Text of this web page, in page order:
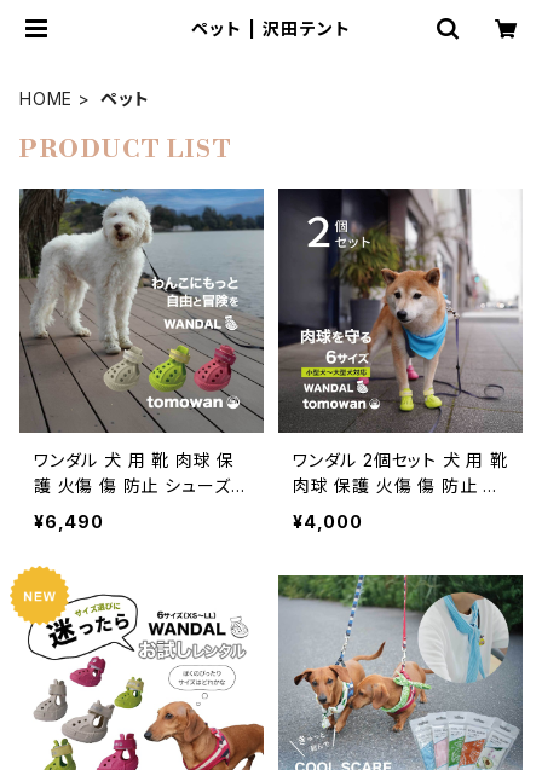
ペット | 沢田テント
HOME ペット
PRODUCT LIST
ワンダル 犬 用 靴 肉球 保
護 火傷 傷 防止 シューズ
サンダル 夏 冬 散歩 防災
愛犬 小型犬 中型犬 大型犬
WANDAL トモワン tomow
an
¥6,490
ワンダル 2個セット 犬 用 靴
肉球 保護 火傷 傷 防止 シ
ューズ サンダル 夏 冬 散歩
防災 愛犬 小型犬 中型犬
omowan
¥4,000